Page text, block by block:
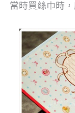
當時買絲巾時